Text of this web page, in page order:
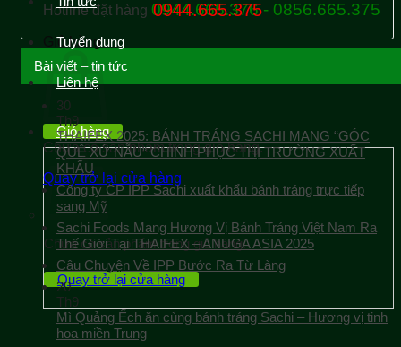
Hotline đặt hàng 0944.665.376 - 0856.665.375
Giỏ hàng
Chưa có sản phẩm trong giỏ hàng.
Quay trở lại cửa hàng
Tuyển dụng
Liên hệ
Giỏ hàng
Chưa có sản phẩm trong giỏ hàng.
Quay trở lại cửa hàng
0944.665.375
Bài viết – tin tức
30
Th9
THAIFEX 2025: BÁNH TRÁNG SACHI MANG “GÓC
QUÊ XỨ NẪU” CHINH PHỤC THỊ TRƯỜNG XUẤT
KHẨU
Công ty CP IPP Sachi xuất khẩu bánh tráng trực tiếp
sang Mỹ
Sachi Foods Mang Hương Vị Bánh Tráng Việt Nam Ra
Thế Giới Tại THAIFEX – ANUGA ASIA 2025
Câu Chuyện Về IPP Bước Ra Từ Làng
20
Th9
Mì Quảng Ếch ăn cùng bánh tráng Sachi – Hương vị tinh
hoa miền Trung